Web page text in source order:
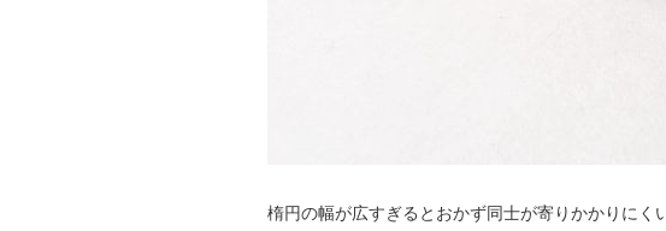
楕円の幅が広すぎるとおかず同士が寄りかかりに